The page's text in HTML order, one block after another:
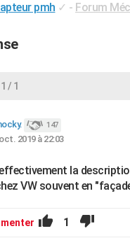
pmh ✓ - Forum
/ 1
147
2019 à 22:03
la
VW souvent en
1